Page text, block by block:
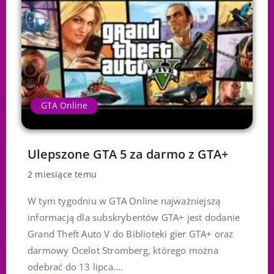
GTA Online
Ulepszone GTA 5 za darmo z GTA+
2 miesiące temu
W tym tygodniu w GTA Online najważniejszą
informacją dla subskrybentów GTA+ jest dodanie
Grand Theft Auto V do Biblioteki gier GTA+ oraz
darmowy Ocelot Stromberg, którego można
odebrać do 13 lipca....